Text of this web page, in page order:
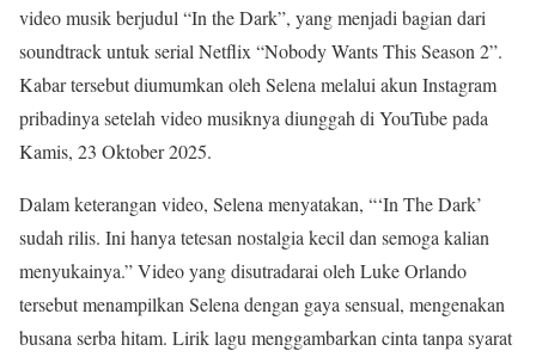
video musik berjudul “In the Dark”, yang menjadi bagian dari
soundtrack untuk serial Netflix “Nobody Wants This Season 2”.
Kabar tersebut diumumkan oleh Selena melalui akun Instagram
pribadinya setelah video musiknya diunggah di YouTube pada
Kamis, 23 Oktober 2025.
Dalam keterangan video, Selena menyatakan, “‘In The Dark’
sudah rilis. Ini hanya tetesan nostalgia kecil dan semoga kalian
menyukainya.” Video yang disutradarai oleh Luke Orlando
tersebut menampilkan Selena dengan gaya sensual, mengenakan
busana serba hitam. Lirik lagu menggambarkan cinta tanpa syarat